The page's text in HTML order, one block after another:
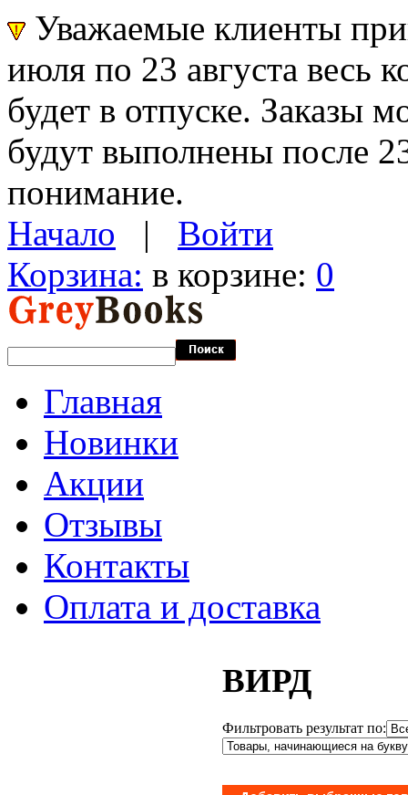
Уважаемые клиенты
июля по 23 августа весь
будет в отпуске. Заказы
будут выполнены после
понимание.
Начало | Войти
Корзина: в корзине: 0
Главная
Новинки
Акции
Отзывы
Контакты
Оплата и доставка
ВИРД
Фильтровать результат по: